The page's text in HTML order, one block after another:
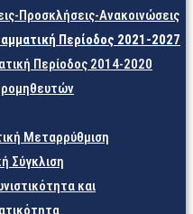
Προσκλήσεις-Ανακοινώσεις
Περίοδος 2021-2027
Περίοδος 2014-2020
Μεταρρύθμιση
Σύγκλιση
και